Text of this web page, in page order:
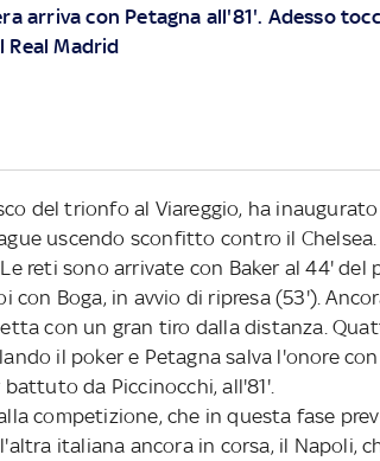
arriva con Petagna all'81'. Adesso
Real Madrid
del trionfo al Viareggio, ha
uscendo sconfitto contro il Chelsea.
reti sono arrivate con Baker al 44' del
con Boga, in avvio di ripresa (53').
con un gran tiro dalla distanza.
il poker e Petagna salva l'onore
da Piccinocchi, all'81'.
competizione, che in questa fase
italiana ancora in corsa, il Napoli,